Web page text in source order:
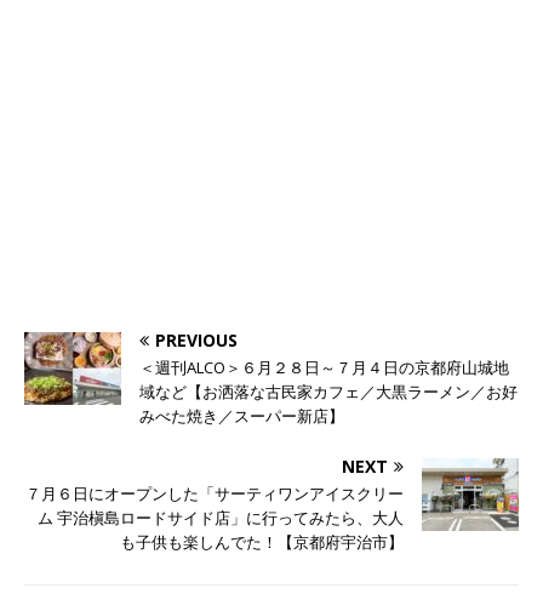
PREVIOUS
＜週刊ALCO＞６月２８日～７月４日の京都府山城地
域など【お洒落な古民家カフェ／大黒ラーメン／お好
みべた焼き／スーパー新店】
NEXT
７月６日にオープンした「サーティワンアイスクリー
ム 宇治槇島ロードサイド店」に行ってみたら、大人
も子供も楽しんでた！【京都府宇治市】